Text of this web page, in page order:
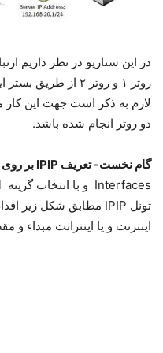
در این سناریو در نظر داریم
روتر ۱ و روتر ۲ از
دو روتر انجام شده باشد.
گام نخست- تعریف IPIP بر روی روتر یک:
اینترنت و یا اینترانت مبداء و